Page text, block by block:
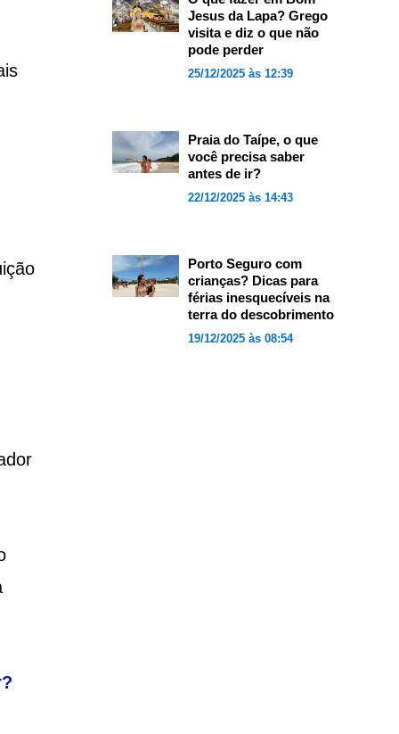
Jesus da Lapa? Grego
visita e diz o que não
pode perder
25/12/2025 às 12:39
Praia do Taípe, o que
você precisa saber
antes de ir?
22/12/2025 às 14:43
Porto Seguro com
crianças? Dicas para
férias inesquecíveis na
terra do descobrimento
19/12/2025 às 08:54